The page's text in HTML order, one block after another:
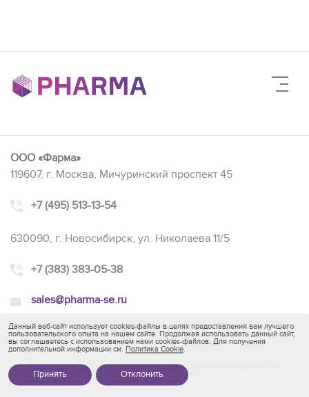
ООО «Фарма»
119607, г. Москва, Мичуринский проспект 45
+7 (495) 513-13-54
630090, г. Новосибирск, ул. Николаева 11/5
+7 (383) 383-05-38
sales@pharma-se.ru
Copyright 2026 © PHARMA. Все права защищены.
Данный веб-сайт использует cookies-файлы в целях предоставления вам лучшего
пользовательского опыта на нашем сайте. Продолжая использовать данный сайт,
вы соглашаетесь с использованием нами cookies-файлов. Для получения
дополнительной информации см. Политика Cookie.
Принять Отклонить